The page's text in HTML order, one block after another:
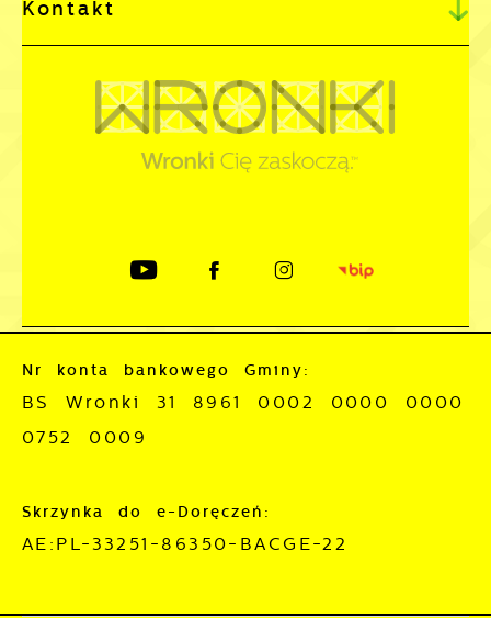
Kontakt
Nr konta bankowego Gminy:
BS Wronki 31 8961 0002 0000 0000
0752 0009
Skrzynka do e-Doręczeń:
AE:PL-33251-86350-BACGE-22